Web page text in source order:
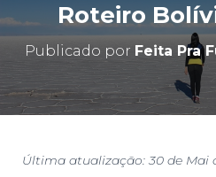
Roteiro
Publicado por Feita Pra
Última atualização: 30 de Mai